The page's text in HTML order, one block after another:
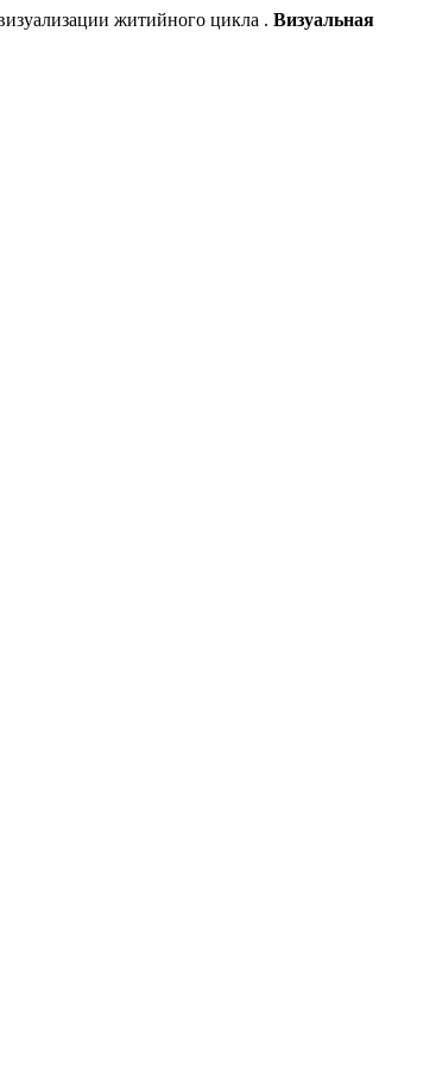
житийного цикла . Визуальная